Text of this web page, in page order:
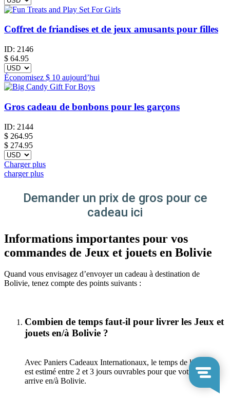
Coffret de friandises et de jeux amusants pour filles
ID: 2146
$ 64.95
Économisez $ 10 aujourd’hui
Gros cadeau de bonbons pour les garçons
ID: 2144
$ 264.95
$ 274.95
Charger plus
charger plus
Demander un prix de gros pour ce
cadeau ici
Informations importantes pour vos
commandes de Jeux et jouets en Bolivie
Quand vous envisagez d’envoyer un cadeau à destination de
Bolivie, tenez compte des points suivants :
Combien de temps faut-il pour livrer les Jeux et
jouets en/à Bolivie ?
Avec Paniers Cadeaux Internationaux, le temps de livraison
est estimé entre 2 et 3 jours ouvrables pour que votre cadeau
arrive en/à Bolivie.